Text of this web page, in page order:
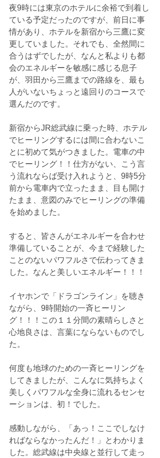
夜9時には東京のホテルに余裕で到着し
ている予定だったのですが、前日に事
情があり、ホテルを新宿から三鷹に変
更していました。それでも、全然間に
合うはずでしたが、なんと私よりも都
会のエネルギーを敏感に感じる息子
が、羽田から三鷹までの路線を、最も
人がいないちょっと遠回りのコースで
選んだのです。
新宿からJR総武線に乗った時、ホテル
でヒーリングするには間に合わないこ
とに初めて気がつきました。電車の中
でヒーリング！！仕方がない、こう言
う流れならば受け入れようと、9時5分
前から電車内で立ったまま、目も開け
たまま、意図のみでヒーリングの準備
を始めました。
すると、皆さんがエネルギーを合わせ
準備していることが、今まで経験した
ことのないパワフルさで伝わってきま
した。なんと美しいエネルギー！！！
イヤホンで「ドラゴンライン」を聴き
ながら、9時開始の一斉ヒーリン
グ！！！この１１分間の素晴らしさと
心地良さは、言葉にならないものでし
た。
何度も地球のための一斉ヒーリングを
してきましたが、こんなに気持ちよく
美しくパワフルな全身に流れるセンセ
ーションは、初！でした。
感動しながら、「あっ！ここでしなけ
ればならなかったんだ！」とわかりま
した。総武線は中央線と並行して走っ